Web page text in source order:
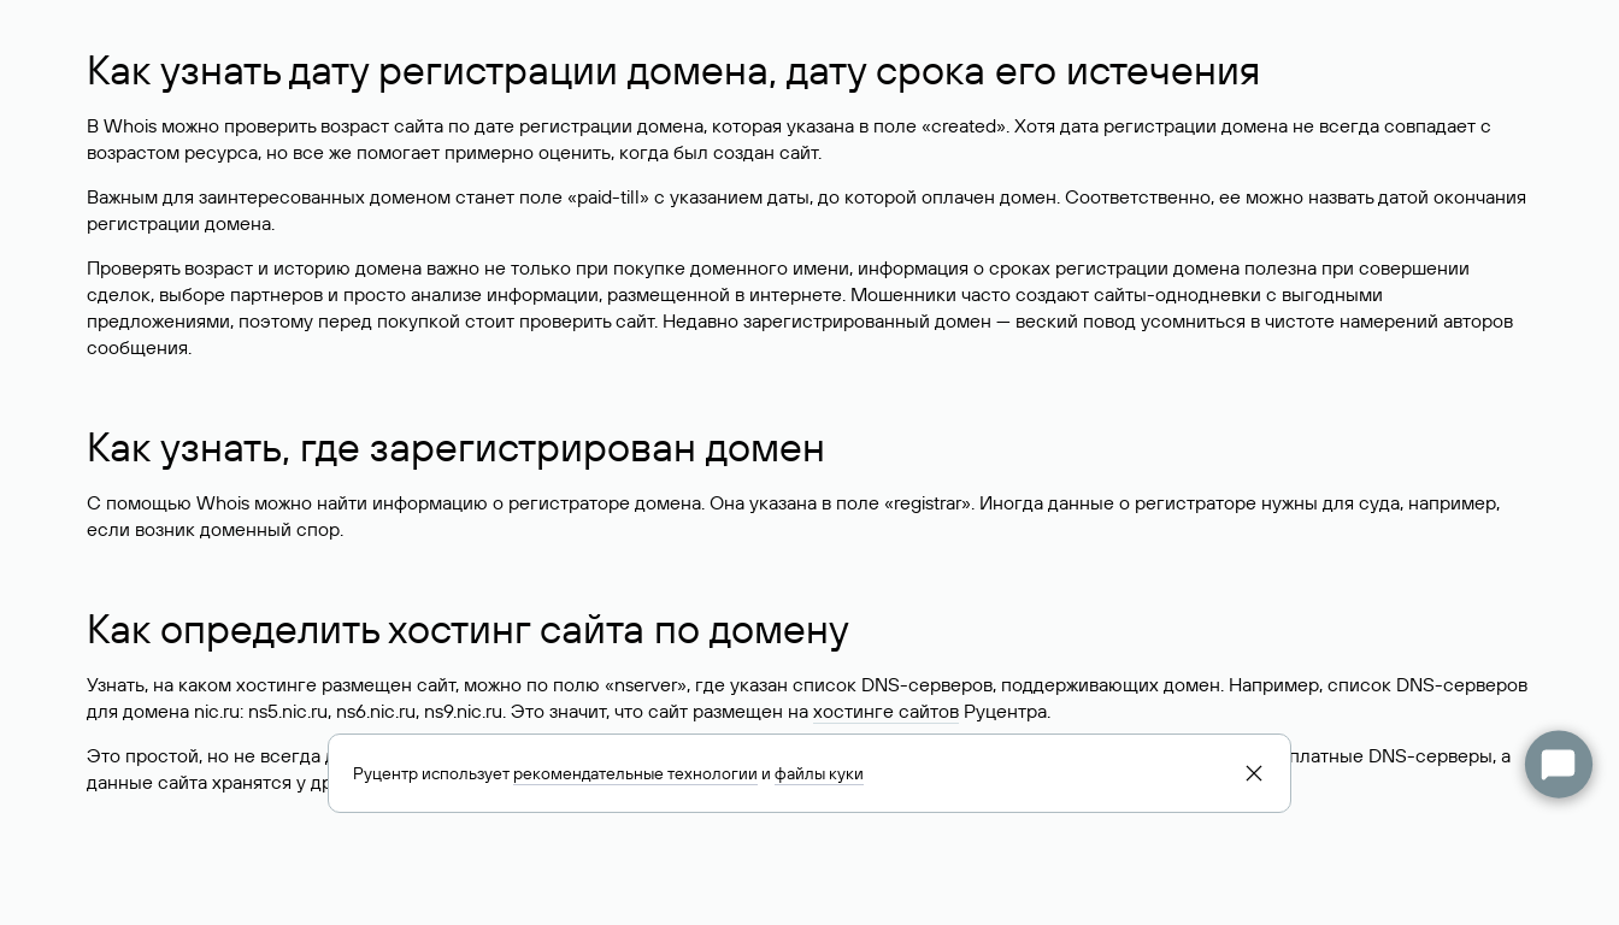
Как узнать дату регистрации домена, дату срока его истечения
В Whois можно проверить возраст сайта по дате регистрации домена, которая указана в поле «created». Хотя дата регистрации домена не всегда совпадает с
возрастом ресурса, но все же помогает примерно оценить, когда был создан сайт.
Важным для заинтересованных доменом станет поле «paid-till» с указанием даты, до которой оплачен домен. Соответственно, ее можно назвать датой окончания
регистрации домена.
Проверять возраст и историю домена важно не только при покупке доменного имени, информация о сроках регистрации домена полезна при совершении
сделок, выборе партнеров и просто анализе информации, размещенной в интернете. Мошенники часто создают сайты-однодневки с выгодными
предложениями, поэтому перед покупкой стоит проверить сайт. Недавно зарегистрированный домен — веский повод усомниться в чистоте намерений авторов
сообщения.
Как узнать, где зарегистрирован домен
С помощью Whois можно найти информацию о регистраторе домена. Она указана в поле «registrar». Иногда данные о регистраторе нужны для суда, например,
если возник доменный спор.
Как определить хостинг сайта по домену
Узнать, на каком хостинге размещен сайт, можно по полю «nserver», где указан список DNS-серверов, поддерживающих домен. Например, список DNS-серверов
для домена nic.ru: ns5.nic.ru, ns6.nic.ru, ns9.nic.ru. Это значит, что сайт размещен на хостинге сайтов Руцентра.
Это простой, но не всегда достоверный способ узнать хостинг-провайдера сайта. Иногда владельцы сайтов делегируют домен на бесплатные DNS-серверы, а
данные сайта хранятся у другого хостинг-провайдера.
Руцентр использует рекомендательные технологии и файлы куки